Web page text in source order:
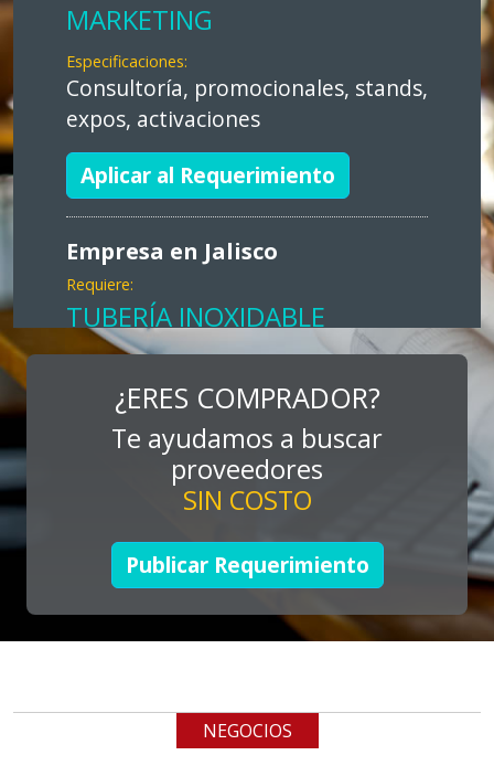
MARKETING
Especificaciones:
Consultoría, promocionales, stands,
expos, activaciones
Aplicar al Requerimiento
Empresa en Jalisco
Requiere:
TUBERÍA INOXIDABLE
Especificaciones:
cualquiera
Aplicar al Requerimiento
Empresa en Jalisco
Requiere:
LOGÍSTICA DE CARGA LLAVE
EN MANO
Aplicar al Requerimiento
¿ERES COMPRADOR?
Te ayudamos a buscar
proveedores
SIN COSTO
Publicar Requerimiento
NEGOCIOS